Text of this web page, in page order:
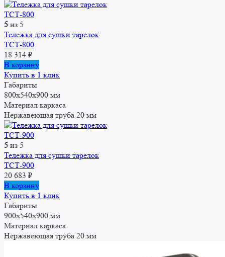
5 из 5
Тележка для сушки тарелок
ТСТ-800
18 314 ₽
В корзину
Купить в 1 клик
Габариты
800x540x900 мм
Материал каркаса
Нержавеющая труба 20 мм
5 из 5
Тележка для сушки тарелок
ТСТ-900
20 683 ₽
В корзину
Купить в 1 клик
Габариты
900x540x900 мм
Материал каркаса
Нержавеющая труба 20 мм